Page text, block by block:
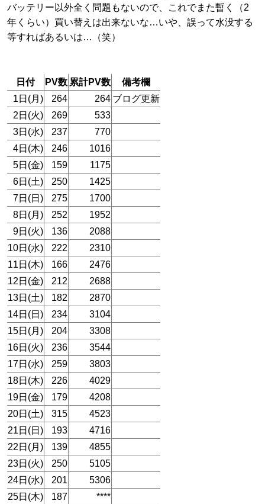
バッテリー以外全く問題もないので、これでまた暫く（2
年くらい）買い替えは出来ないな…いや、誤って水没する
等すればあるいは…（笑）
日付 PV数 累計PV数
備考欄
1日(月)
264 264 ブログ更新
2日(火)
269
533
3日(水)
237
770
4日(木)
246
1016
5日(金)
159
1175
6日(土)
250
1425
7日(日)
275
1700
8日(月)
252
1952
9日(火)
136
2088
10日(水)
222
2310
11日(木)
166
2476
12日(金)
212
2688
13日(土)
182
2870
14日(日)
234
3104
15日(月)
204
3308
16日(火)
236
3544
17日(水)
259
3803
18日(木)
226
4029
19日(金)
179
4208
20日(土)
315
4523
21日(日)
193
4716
22日(月)
139
4855
23日(火)
250
5105
24日(水)
201
5306
25日(木)
187
****